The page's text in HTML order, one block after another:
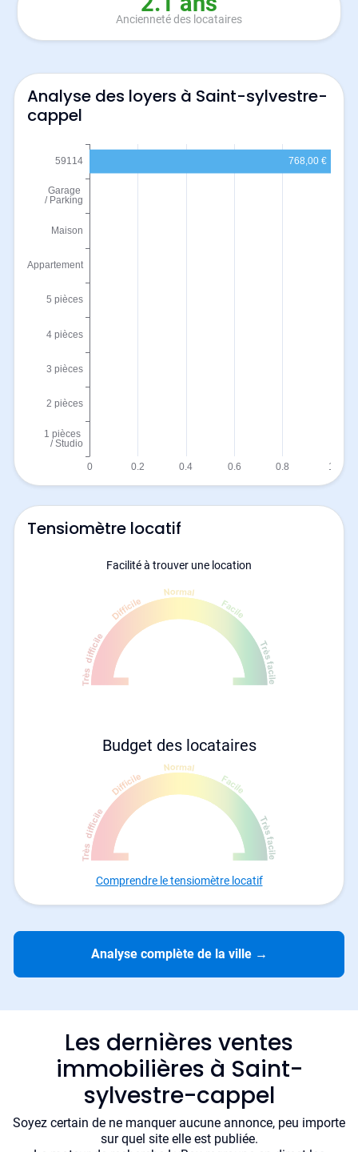
Ancienneté des locataires
Analyse des loyers à Saint-sylvestre-
cappel
Tensiomètre locatif
Facilité à trouver une location
Budget des locataires
Comprendre le tensiomètre locatif
Analyse complète de la ville →
Les dernières ventes
immobilières à Saint-
sylvestre-cappel
Soyez certain de ne manquer aucune annonce, peu importe
sur quel site elle est publiée.